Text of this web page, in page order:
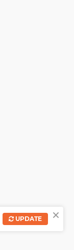
×
UPDATE